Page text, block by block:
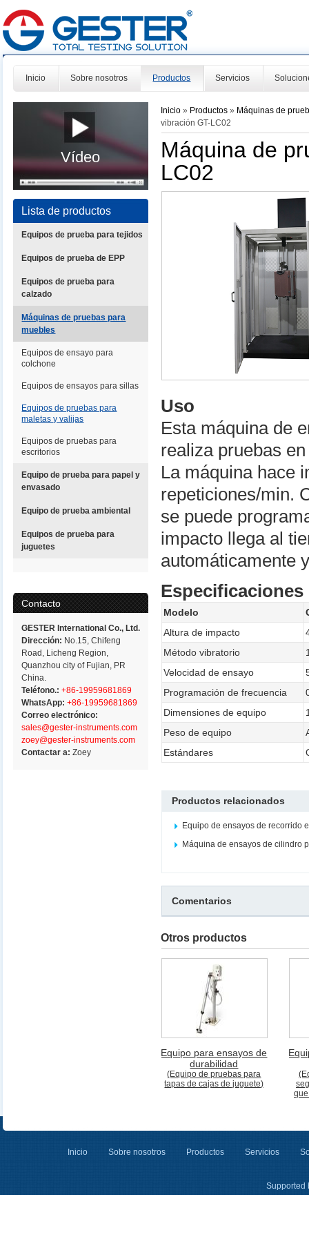
Inicio Sobre nosotros Productos Servicios
Vídeo
Lista de productos
Equipos de prueba para tejidos
Equipos de prueba de EPP
Equipos de prueba para
calzado
Máquinas de pruebas para
muebles
Equipos de ensayo para
colchone
Equipos de ensayos para sillas
Equipos de pruebas para
maletas y valijas
Equipos de pruebas para
escritorios
Equipo de prueba para papel y
envasado
Equipo de prueba ambiental
Equipos de prueba para
juguetes
Contacto
GESTER International Co., Ltd.
Dirección: No.15, Chifeng
Road, Licheng Region,
Quanzhou city of Fujian, PR
China.
Teléfono.: +86-19959681869
WhatsApp: +86-19959681869
Correo electrónico:
sales@gester-instruments.com
zoey@gester-instruments.com
Contactar a:Zoey
Inicio » Productos» Máquinas de
vibración GT-LC02
Máquina de
LC02
Uso
Esta máquina de
realiza pruebas
La máquina hace
repeticiones/min.
se puede
impacto llega al
automáticamente
Especificaciones
Modelo
Altura de impacto
Método vibratorio
Velocidad de ensayo
Programación de frecuencia
Dimensiones de equipo
Peso de equipo
Estándares
Productos relacionados
Equipo de ensayos de recorrido
Máquina de ensayos de cilindro
Comentarios
Otros productos
Equipo para ensayos de
durabilidad
(Equipo de pruebas para
tapas de cajas de juguete)
Inicio Sobre nosotros Productos Servicios
Supported